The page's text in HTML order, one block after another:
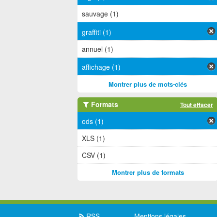
sauvage (1)
graffiti (1)
annuel (1)
affichage (1)
Montrer plus de mots-clés
Formats Tout effacer
ods (1)
XLS (1)
CSV (1)
Montrer plus de formats